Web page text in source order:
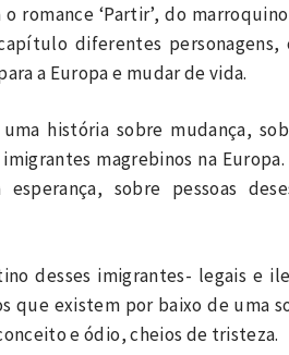
o romance ‘Partir’, do
diferentes
a Europa e mudar de vida.
uma história sobre mudança,
magrebinos na
sobre pessoas
desses imigrantes- legais e
que existem por baixo de uma
e ódio, cheios de tristeza.